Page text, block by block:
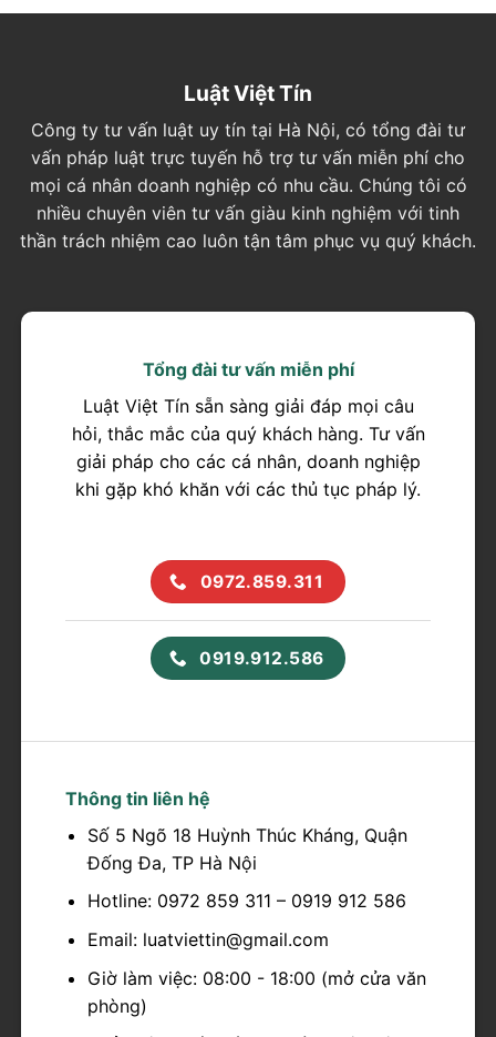
Luật Việt Tín
Công ty tư vấn luật uy tín tại Hà Nội, có tổng đài tư
vấn pháp luật trực tuyến hỗ trợ tư vấn miễn phí cho
mọi cá nhân doanh nghiệp có nhu cầu. Chúng tôi có
nhiều chuyên viên tư vấn giàu kinh nghiệm với tinh
thần trách nhiệm cao luôn tận tâm phục vụ quý khách.
Tổng đài tư vấn miễn phí
Luật Việt Tín sẵn sàng giải đáp mọi câu
hỏi, thắc mắc của quý khách hàng. Tư vấn
giải pháp cho các cá nhân, doanh nghiệp
khi gặp khó khăn với các thủ tục pháp lý.
0972.859.311
0919.912.586
Thông tin liên hệ
Số 5 Ngõ 18 Huỳnh Thúc Kháng, Quận
Đống Đa, TP Hà Nội
Hotline: 0972 859 311 – 0919 912 586
Email: luatviettin@gmail.com
Giờ làm việc: 08:00 - 18:00 (mở cửa văn
phòng)